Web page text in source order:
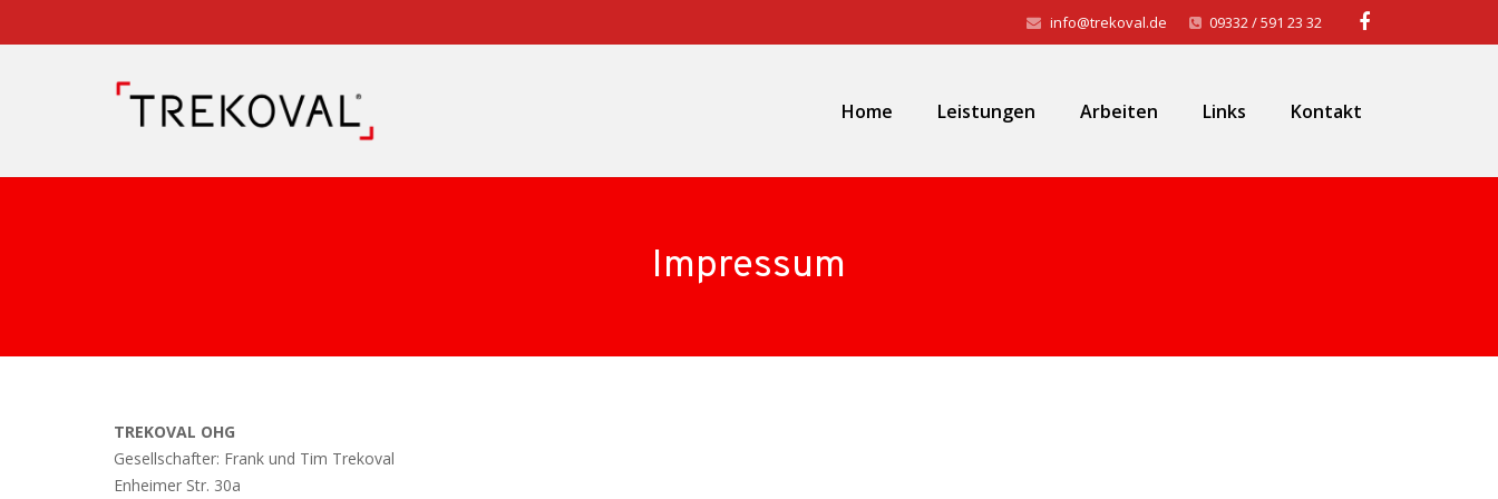
info@trekoval.de 09332 / 591 23 32
Home Leistungen Arbeiten Links Kontakt
Impressum
TREKOVAL OHG
Gesellschafter: Frank und Tim Trekoval
Enheimer Str. 30a